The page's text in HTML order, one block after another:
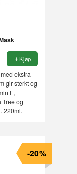
Kjøp
ekstra
gir sterkt og
E,
og
220ml.
-20%